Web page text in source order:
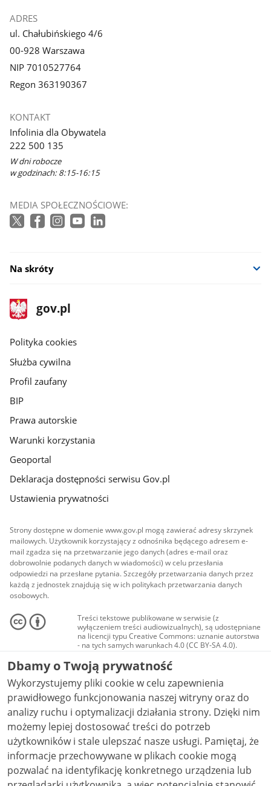
ADRES
ul. Chałubińskiego 4/6
00-928 Warszawa
NIP 7010527764
Regon 363190367
KONTAKT
Infolinia dla Obywatela
222 500 135
W dni robocze
w godzinach: 8:15-16:15
MEDIA SPOŁECZNOŚCIOWE:
Na skróty
stopka
gov.pl
Strona
gov.pl
gov.pl
Polityka cookies
Służba cywilna
Profil zaufany
BIP
Prawa autorskie
Warunki korzystania
Geoportal
Deklaracja dostępności serwisu Gov.pl
Ustawienia prywatności
Strony dostępne w domenie www.gov.pl mogą zawierać adresy skrzynek
mailowych. Użytkownik korzystający z odnośnika będącego adresem e-
mail zgadza się na przetwarzanie jego danych (adres e-mail oraz
dobrowolnie podanych danych w wiadomości) w celu przesłania
odpowiedzi na przesłane pytania. Szczegóły przetwarzania danych przez
każdą z jednostek znajdują się w ich politykach przetwarzania danych
osobowych.
Treści tekstowe publikowane w serwisie (z
wyłączeniem treści audiowizualnych), są udostępniane
na licencji typu Creative Commons: uznanie autorstwa
- na tych samych warunkach 4.0 (CC BY-SA 4.0).
Materiały audiowizualne, w tym zdjęcia, materiały
audio i wideo, są udostępniane na licencji typu
Creative Commons: uznanie autorstwa użycie
niekomercyjne - bez utworów zależnych 4.0 (CC BY-
NC-ND 4.0), o ile nie jest to stwierdzone inaczej.
Dbamy o Twoją prywatność
Wykorzystujemy pliki cookie w celu zapewnienia
prawidłowego funkcjonowania naszej witryny oraz do
analizy ruchu i optymalizacji działania strony. Dzięki nim
możemy lepiej dostosować treści do potrzeb
użytkowników i stale ulepszać nasze usługi. Pamiętaj, że
informacje przechowywane w plikach cookie mogą
pozwalać na identyfikację konkretnego urządzenia lub